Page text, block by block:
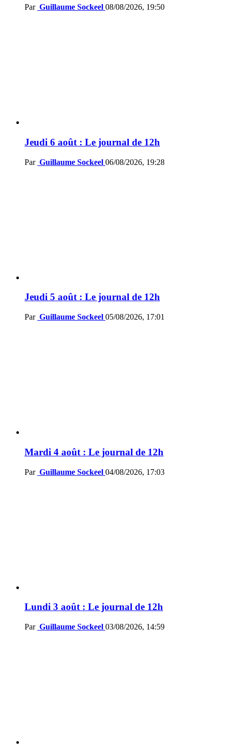
Par Guillaume Sockeel 08/08/2026, 19:50
Jeudi 6 août : Le journal de 12h
Par Guillaume Sockeel 06/08/2026, 19:28
Jeudi 5 août : Le journal de 12h
Par Guillaume Sockeel 05/08/2026, 17:01
Mardi 4 août : Le journal de 12h
Par Guillaume Sockeel 04/08/2026, 17:03
Lundi 3 août : Le journal de 12h
Par Guillaume Sockeel 03/08/2026, 14:59